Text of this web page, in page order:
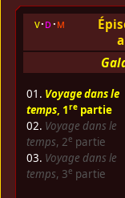
v d m
01. Voyage dans le
temps, 1repartie
02. Voyage dans le
temps, 2e partie
03. Voyage dans le
temps, 3e partie